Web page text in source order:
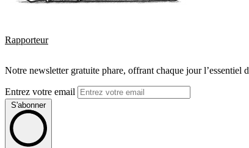
Rapporteur
Notre newsletter gratuite phare, offrant chaque jour l’essentiel
Entrez votre email
S'abonner